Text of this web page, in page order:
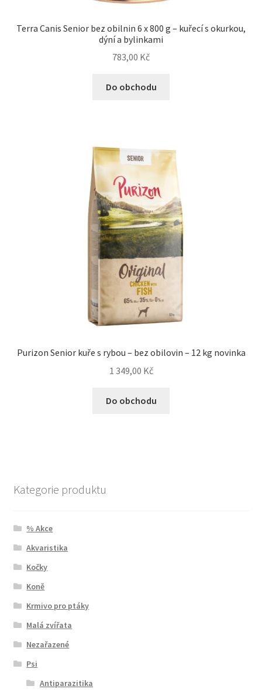
Terra Canis Senior bez obilnin 6 x 800 g – kuřecí s okurkou,
dýní a bylinkami
783,00 Kč
Do obchodu
Purizon Senior kuře s rybou – bez obilovin – 12 kg novinka
1 349,00 Kč
Do obchodu
Kategorie produktu
% Akce
Akvaristika
Kočky
Koně
Krmivo pro ptáky
Malá zvířata
Nezařazené
Psi
Antiparazitika